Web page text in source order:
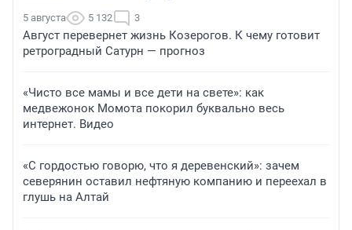
5 августа 5 132 3
Август перевернет жизнь Козерогов. К чему готовит
ретроградный Сатурн — прогноз
«Чисто все мамы и все дети на свете»: как
медвежонок Момота покорил буквально весь
интернет. Видео
«С гордостью говорю, что я деревенский»: зачем
северянин оставил нефтяную компанию и переехал в
глушь на Алтай